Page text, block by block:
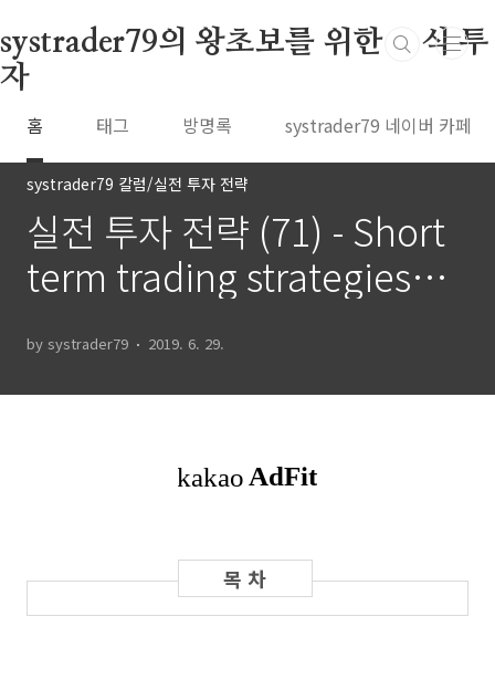
systrader79의 왕초보를 위한 주식 투
자
홈 태그 방명록 systrader79 네이버 카페
systrader79 칼럼/실전 투자 전략
실전 투자 전략 (71) - Short
term trading strategies
by systrader79 2019. 6. 29.